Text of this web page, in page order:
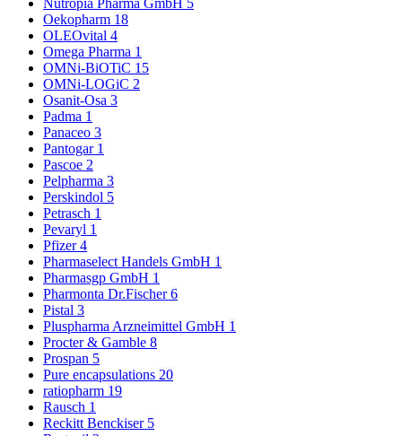
Nutropia Pharma GmbH 5
Oekopharm 18
OLEOvital 4
Omega Pharma 1
OMNi-BiOTiC 15
OMNi-LOGiC 2
Osanit-Osa 3
Padma 1
Panaceo 3
Pantogar 1
Pascoe 2
Pelpharma 3
Perskindol 5
Petrasch 1
Pevaryl 1
Pfizer4
Pharmaselect Handels GmbH 1
Pharmasgp GmbH 1
Pharmonta Dr.Fischer6
Pistal 3
Pluspharma Arzneimittel GmbH 1
Procter & Gamble 8
Prospan 5
Pure encapsulations 20
ratiopharm 19
Rausch 1
Reckitt Benckiser 5